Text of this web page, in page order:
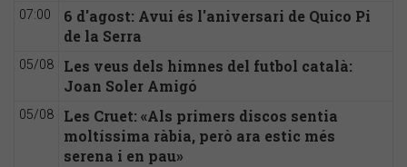
07:00
6 d'agost: Avui és l'aniversari de Quico Pi
de la Serra
05/08
Les veus dels himnes del futbol català:
Joan Soler Amigó
05/08
Les Cruet: «Als primers discos sentia
moltíssima ràbia, però ara estic més
serena i en pau»